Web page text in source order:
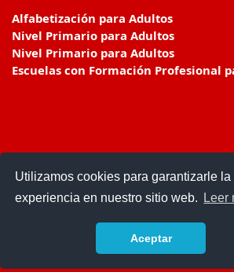
Utilizamos cookies para garantizarle la
experiencia en nuestro sitio web.
Leer
Aceptar
Alfabetización para Adultos
Nivel Primario para Adultos
Nivel Primario para Adultos
Escuelas con Formación Profesional